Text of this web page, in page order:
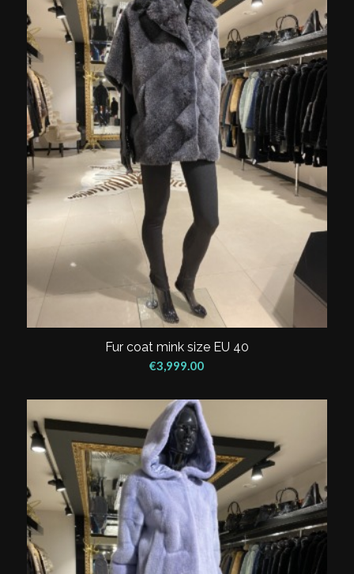
Fur coat mink size EU 40
€3,999.00